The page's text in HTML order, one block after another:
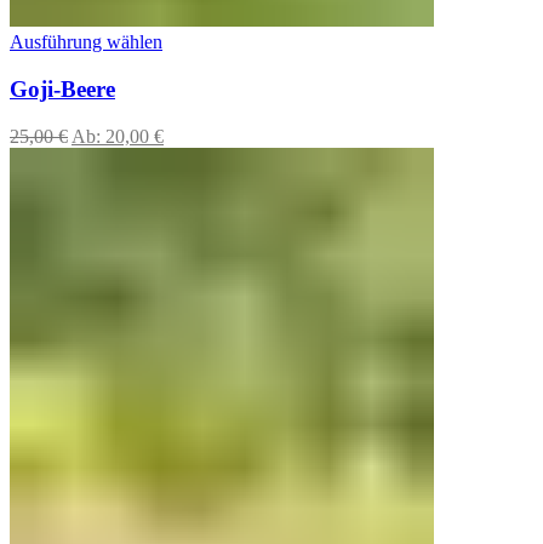
Ausführung wählen
Goji-Beere
25,00€ Ab: 20,00 €